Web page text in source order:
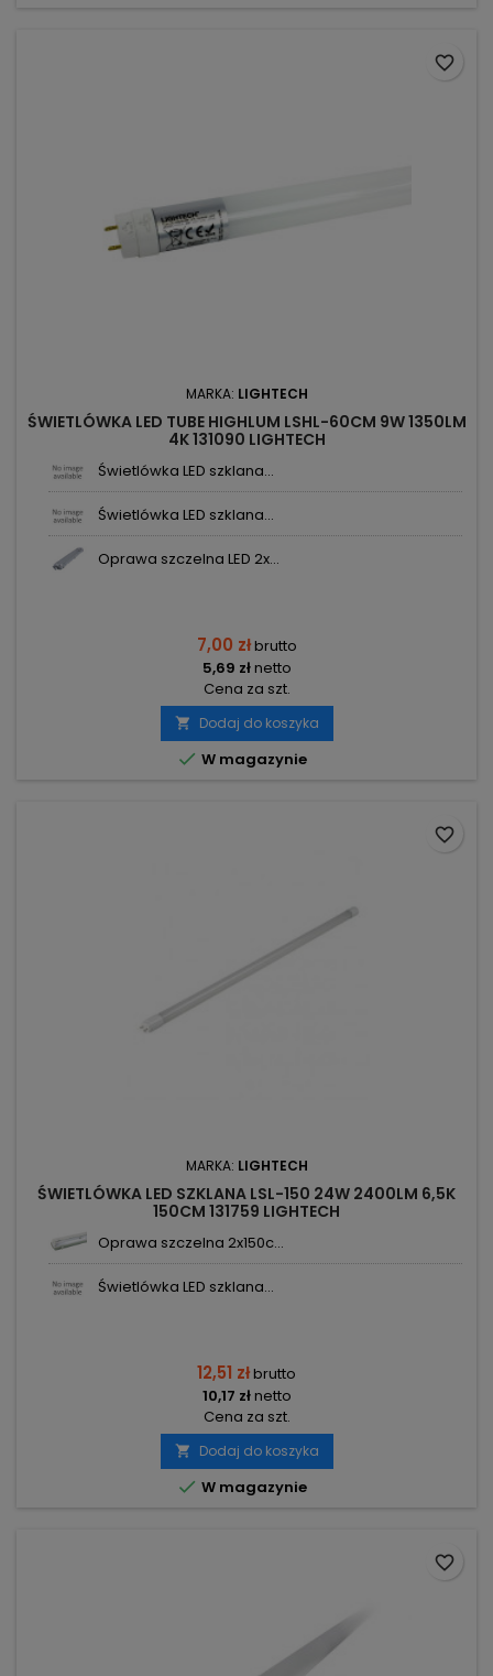
MARKA: LIGHTECH
ŚWIETLÓWKA LED TUBE HIGHLUM LSHL-60CM 9W 1350LM
4K 131090 LIGHTECH
Świetlówka LED szklana...
Świetlówka LED szklana...
Oprawa szczelna LED 2x...
7,00 złbrutto
5,69 złnetto
Cena za szt.
 Dodaj do koszyka
 W magazynie
favorite_border
MARKA: LIGHTECH
ŚWIETLÓWKA LED SZKLANA LSL-150 24W 2400LM 6,5K
150CM 131759 LIGHTECH
Oprawa szczelna 2x150c...
Świetlówka LED szklana...
12,51 złbrutto
10,17 złnetto
Cena za szt.
 Dodaj do koszyka
 W magazynie
favorite_border
favorite_border